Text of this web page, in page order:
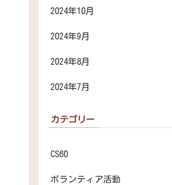
2024年10月
2024年9月
2024年8月
2024年7月
カテゴリー
CS60
ボランティア活動